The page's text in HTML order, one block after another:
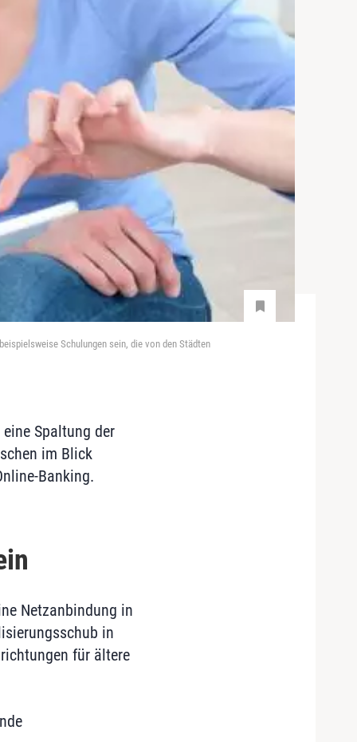
Schulungen sein, die von den Städten
Spaltung der
im Blick
Banking.
Netzanbindung in
in
für ältere